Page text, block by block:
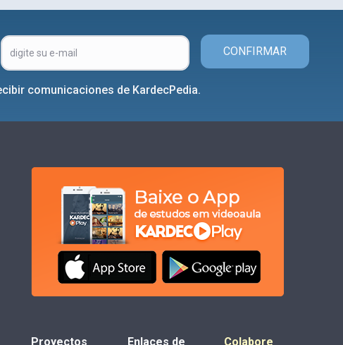
CONFIRMAR
comunicaciones de KardecPedia.
Proyectos Enlaces de Colabore